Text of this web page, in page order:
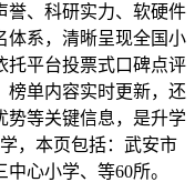
誉、科研实力、软硬件
体系，清晰呈现全国小
托平台投票式口碑点评
榜单内容实时更新，还
势等关键信息，是升学
，本页包括：武安市
心小学、等60所。